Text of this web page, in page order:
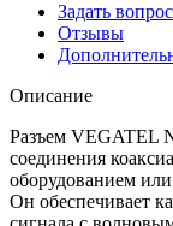
Задать вопрос
Отзывы
Описание
Разъем VEGATEL
соединения
оборудованием
Он обеспечивает